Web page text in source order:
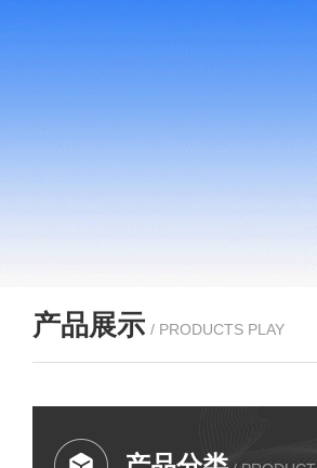
产品展示 / PRODUCTS PLAY